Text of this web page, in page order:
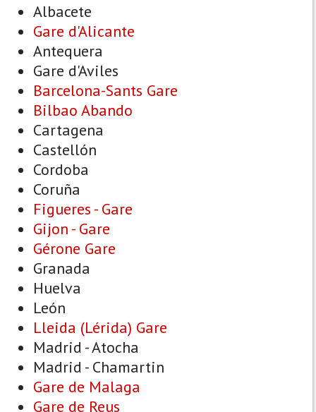
Albacete
Gare d'Alicante
Antequera
Gare d'Aviles
Barcelona-Sants Gare
Bilbao Abando
Cartagena
Castellón
Cordoba
Coruña
Figueres - Gare
Gijon - Gare
Gérone Gare
Granada
Huelva
León
Lleida (Lérida) Gare
Madrid - Atocha
Madrid - Chamartin
Gare de Malaga
Gare de Reus